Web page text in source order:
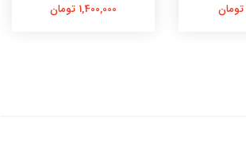
1,400,000 تومان